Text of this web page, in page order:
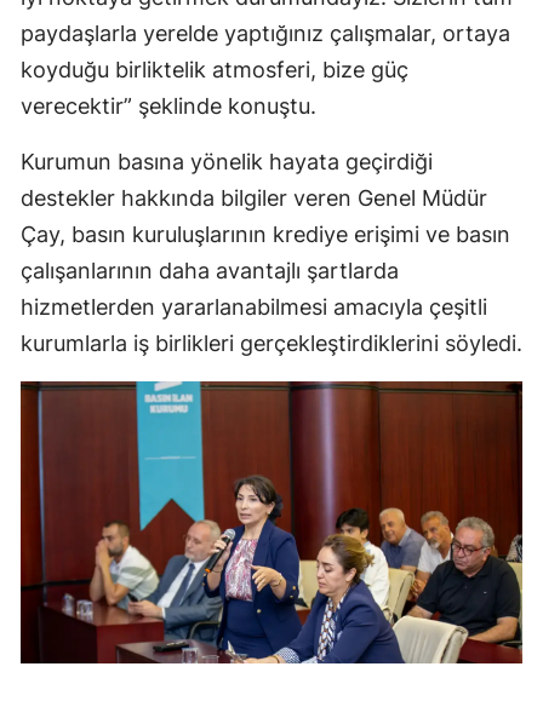
paydaşlarla yerelde yaptığınız çalışmalar, ortaya
koyduğu birliktelik atmosferi, bize güç
verecektir” şeklinde konuştu.
Kurumun basına yönelik hayata geçirdiği
destekler hakkında bilgiler veren Genel Müdür
Çay, basın kuruluşlarının krediye erişimi ve basın
çalışanlarının daha avantajlı şartlarda
hizmetlerden yararlanabilmesi amacıyla çeşitli
kurumlarla iş birlikleri gerçekleştirdiklerini söyledi.